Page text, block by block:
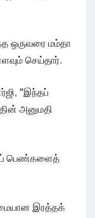
ஒருவரை மம்தா
செய்தார்.
"இந்தப்
அனுமதி
பெண்களைத்
இரத்தக்